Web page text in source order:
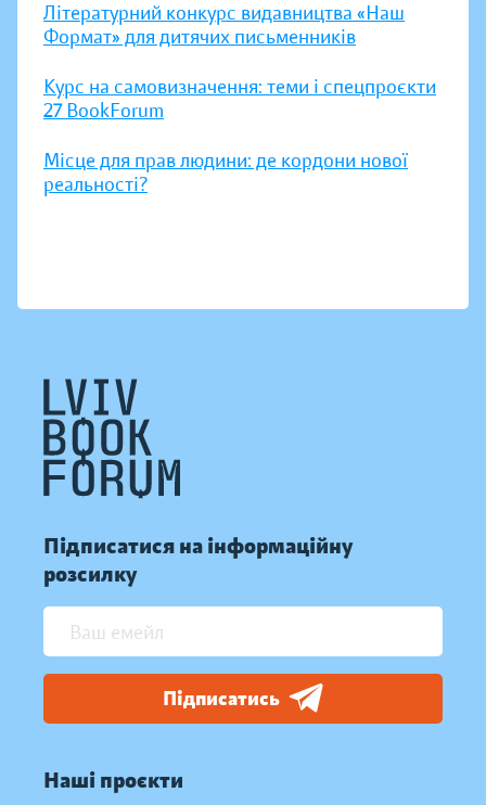
Літературний конкурс видавництва «Наш
Формат» для дитячих письменників
Курс на самовизначення: теми і спецпроєкти
27 BookForum
Місце для прав людини: де кордони нової
реальності?
Підписатися на інформаційну
розсилку
Підписатись
Наші проєкти